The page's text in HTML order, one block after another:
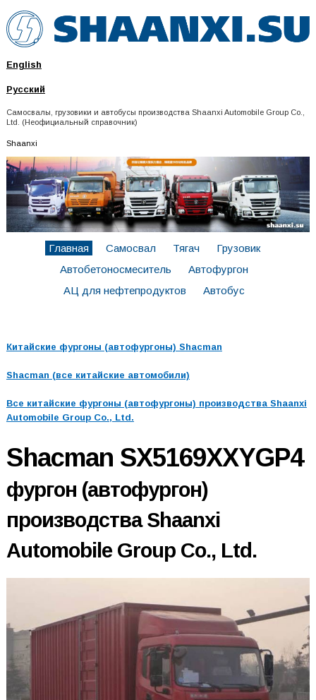
English
Русский
Самосвалы, грузовики и автобусы производства Shaanxi Automobile Group Co.,
Ltd. (Неофициальный справочник)
Shaanxi
Главная Самосвал Тягач
Грузовик
Автобетоносмеситель
Автофургон
АЦ для нефтепродуктов
Автобус
Китайские фургоны (автофургоны) Shacman
Shacman (все китайские автомобили)
Все китайские фургоны (автофургоны) производства Shaanxi
Automobile Group Co., Ltd.
Shacman SX5169XXYGP4
фургон (автофургон)
производства Shaanxi
Automobile Group Co., Ltd.